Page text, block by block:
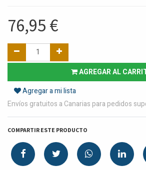
76,95 €
AGREGAR AL
Agregar a mi lista
Envíos gratuitos a Canarias para pedidos
COMPARTIR ESTE PRODUCTO